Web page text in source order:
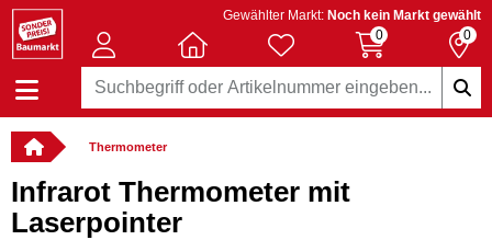
Gewählter Markt: Noch kein Markt gewählt
0
0
Thermometer
Infrarot Thermometer mit
Laserpointer